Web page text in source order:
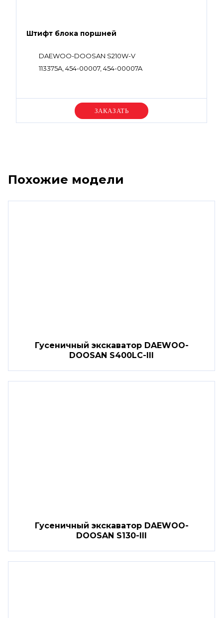
Штифт блока поршней
DAEWOO-DOOSAN S210W-V
113375A, 454-00007, 454-00007A
Уточняйте цену
Похожие модели
Гусеничный экскаватор DAEWOO-
DOOSAN S400LC-III
Гусеничный экскаватор DAEWOO-
DOOSAN S130-III